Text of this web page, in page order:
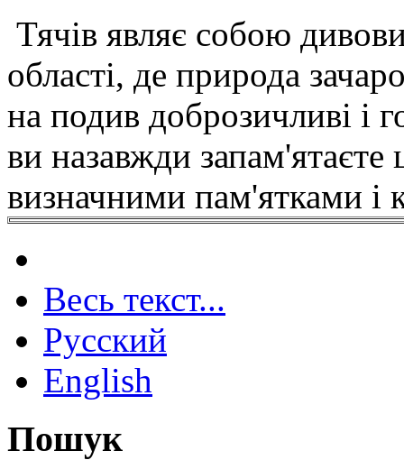
Тячів являє собою
області, де природа
на подив доброзичливі і
ви назавжди запам'ятаєте
визначними пам'ятками і
Весь текст...
Русский
English
Пошук